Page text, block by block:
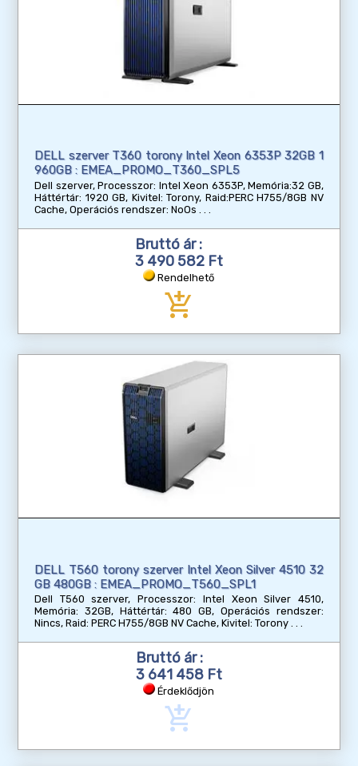
DELL szerver T360 torony Intel Xeon 6353P 32GB 1
960GB : EMEA_PROMO_T360_SPL5
Dell szerver, Processzor: Intel Xeon 6353P, Memória:32 GB,
Háttértár: 1920 GB, Kivitel: Torony, Raid:PERC H755/8GB NV
Cache, Operációs rendszer: NoOs
Bruttó ár :
3 490 582 Ft
Rendelhető
add_shopping_cart
DELL T560 torony szerver Intel Xeon Silver 4510 32
GB 480GB : EMEA_PROMO_T560_SPL1
Dell T560 szerver, Processzor: Intel Xeon Silver 4510,
Memória: 32GB, Háttértár: 480 GB, Operációs rendszer:
Nincs, Raid: PERC H755/8GB NV Cache, Kivitel: Torony
Bruttó ár :
3 641 458 Ft
Érdeklődjön
add_shopping_cart